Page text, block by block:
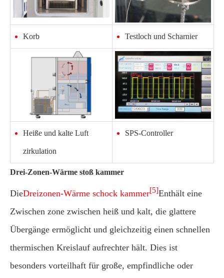
Korb Testloch und Scharnier
Heiße und kalte Luft
zirkulation
SPS-Controller
Drei-Zonen-Wärme stoß kammer
DieDreizonen-Wärme schock kammer[5]Enthält eine
Zwischen zone zwischen heiß und kalt, die glattere
Übergänge ermöglicht und gleichzeitig einen schnellen
thermischen Kreislauf aufrechter hält. Dies ist
besonders vorteilhaft für große, empfindliche oder